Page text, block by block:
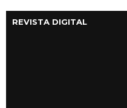
REVISTA DIGITAL